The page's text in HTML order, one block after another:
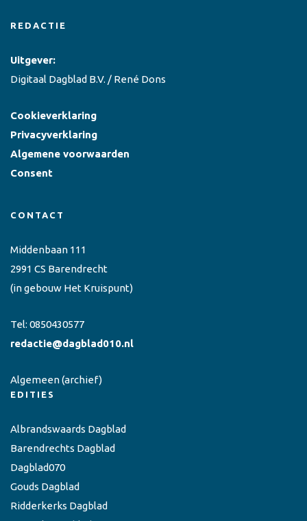
REDACTIE
Uitgever:
Digitaal Dagblad B.V. / René Dons
Cookieverklaring
Privacyverklaring
Algemene voorwaarden
Consent
CONTACT
Middenbaan 111
2991 CS Barendrecht
(in gebouw Het Kruispunt)
Tel: 0850430577
redactie@dagblad010.nl
Algemeen(archief)
EDITIES
Albrandswaards Dagblad
Barendrechts Dagblad
Dagblad070
Gouds Dagblad
Ridderkerks Dagblad